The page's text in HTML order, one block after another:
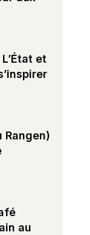
et
Rangen)
au